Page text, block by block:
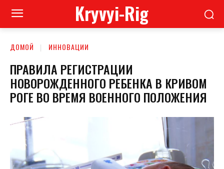
Kryvyi-Rig
ДОМОЙ ИННОВАЦИИ
ПРАВИЛА РЕГИСТРАЦИИ
НОВОРОЖДЕННОГО РЕБЕНКА В КРИВОМ
РОГЕ ВО ВРЕМЯ ВОЕННОГО ПОЛОЖЕНИЯ